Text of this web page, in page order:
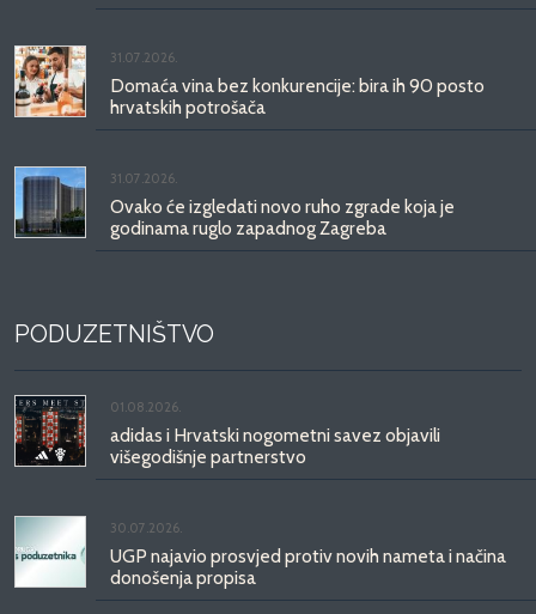
31.07.2026.
Domaća vina bez konkurencije: bira ih 90 posto
hrvatskih potrošača
31.07.2026.
Ovako će izgledati novo ruho zgrade koja je
godinama ruglo zapadnog Zagreba
PODUZETNIŠTVO
01.08.2026.
adidas i Hrvatski nogometni savez objavili
višegodišnje partnerstvo
30.07.2026.
UGP najavio prosvjed protiv novih nameta i načina
donošenja propisa